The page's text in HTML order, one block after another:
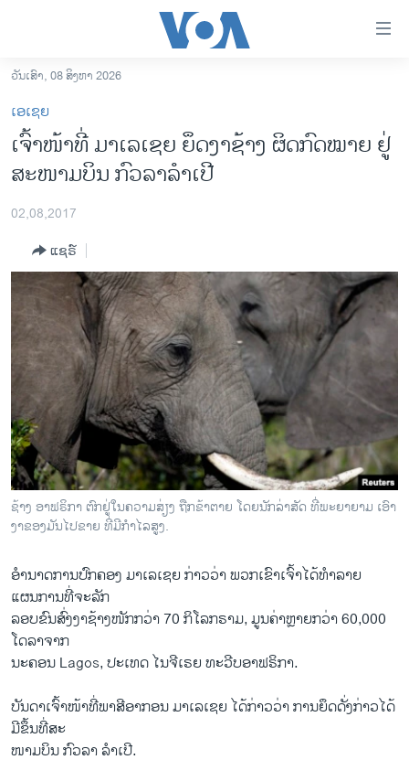
ເຂົ້າ
ຫາ
ຂ້າມ
ຂ້າມ
ຂ້າມ
ຫາ
ລາວ
ຂ່າວ​ຈີນ
ໂລກ
ເອເຊຍ
ອິດສະຫຼະພາບດ້ານການຂ່າວ
ຊີວິດຊາວລາວ
ຊຸມຊົນຊາວລາວ
ວິທະຍາສາດ-ເທັກໂນໂລຈີ
ທຸລະກິດ
ພາສາອັງກິດ
ວີດີໂອ
ລາຍການກະຈາຍສຽງ
ລາຍງານ
ຕິດຕາມພວກເຮົາ ທີ່
ພາສາຕ່າງໆ
ວັນເສົາ, 08 ສິງຫາ 2026
ເອເຊຍ
ເຈົ້າໜ້າທີ່ ມາເລເຊຍ ຍຶດງາຊ້າງ ຜິດກົດໝາຍ ຢູ່
ສະໜາມບິນ ກົວລາລຳເປີ
02,08,2017
ແຊຣ໌
ຊ້າງ ອາຟຣິກາ ຕົກຢູ່ໃນຄວາມສ່ຽງ ຖືກຂ້າຕາຍ ໂດຍນັກລ່າສັດ ທີ່ພະຍາຍາມ ເອົາ
ງາຂອງມັນໄປຂາຍ ທີ່ມີກຳໄລສູງ.
ອຳນາດການປົກຄອງ ມາເລເຊຍ ກ່າວວ່າ ພວກເຂົາເຈົ້າໄດ້ທຳລາຍ
ແຜນການທີ່ຈະລັກ
ລອບຂົນສົ່ງງາຊ້າງໜັກກວ່າ 70 ກິໂລກຣາມ, ມູນຄ່າຫຼາຍກວ່າ 60,000
ໂດລາຈາກ
ນະຄອນ Lagos, ປະເທດ ໄນຈີເຣຍ ທະວີບອາຟຣິກາ.
ບັນດາເຈົ້າໜ້າທີ່ພາສີອາກອນ ມາເລເຊຍ ໄດ້ກ່າວວ່າ ການຍຶດດັ່ງກ່າວໄດ້
ມີຂຶ້ນທີ່ສະ
ໜາມບິນ ກົວລາ ລຳເປີ.